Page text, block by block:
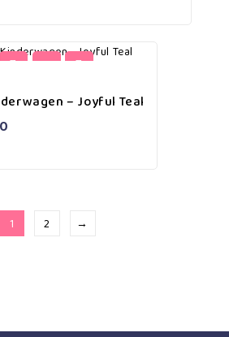
– Joyful Teal
1 2 →